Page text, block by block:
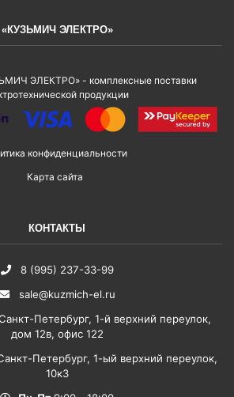
«КУЗЬМИЧ ЭЛЕКТРО»
ЭЛЕКТРО» - комплексные поставки
продукции
конфиденциальности
Карта сайта
КОНТАКТЫ
8 (995) 237-33-99
sale@kuzmich-el.ru
Петербург, 1-й верхний переулок,
дом 12в, офис 122
Петербург, 1-ый верхний переулок,
10к3